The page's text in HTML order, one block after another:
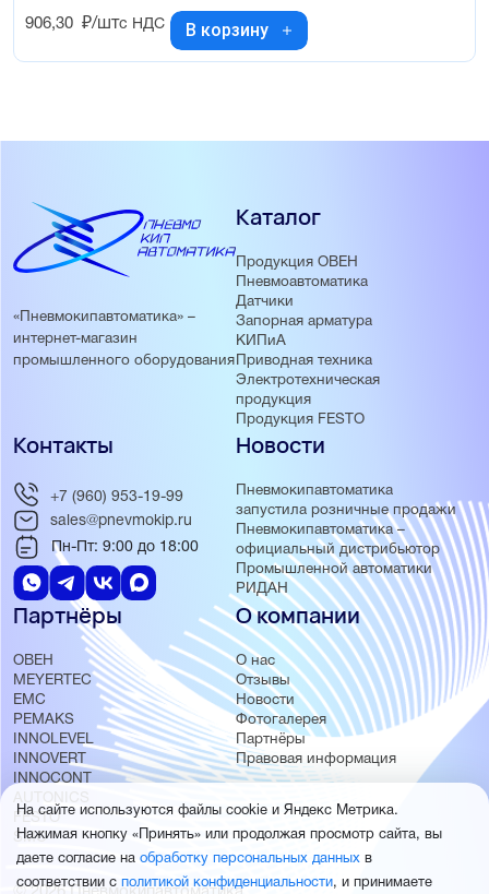
906,30 ₽/штс НДС В корзину
«Пневмокипавтоматика» –
интернет-магазин
промышленного оборудования
Каталог
Продукция ОВЕН
Пневмоавтоматика
Датчики
Запорная арматура
КИПиА
Приводная техника
Электротехническая
продукция
Продукция FESTO
Новости
Пневмокипавтоматика
запустила розничные продажи
Пневмокипавтоматика –
официальный дистрибьютор
Промышленной автоматики
РИДАН
Партнёры
ОВЕН
MEYERTEC
EMC
PEMAKS
INNOLEVEL
INNOVERT
INNOCONT
AUTONICS
FESTO
SMC
О компании
О нас
Отзывы
Новости
Фотогалерея
Партнёры
Правовая информация
Контакты
+7 (960) 953-19-99
sales@pnevmokip.ru
Пн-Пт: 9:00 до 18:00
На сайте используются файлы cookie и Яндекс Метрика.
Нажимая кнопку «Принять» или продолжая просмотр сайта, вы
даете согласие на обработку персональных данных в
соответствии с политикой конфиденциальности, и принимаете